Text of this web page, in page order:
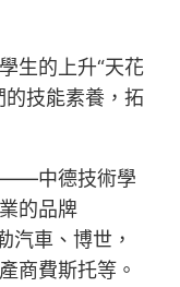
生的上升“天花
的技能素養，拓
——中德技術學
的品牌
汽車、博世，
商費斯托等。